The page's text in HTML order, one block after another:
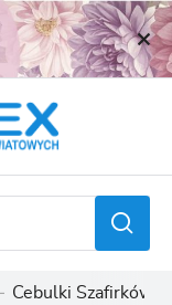
Cebulki Szafirków